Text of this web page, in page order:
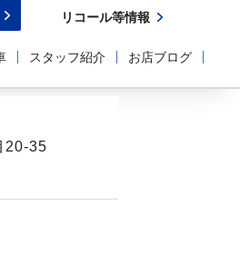
スタッフ紹介 お店ブログ
リコール等情報
20-35